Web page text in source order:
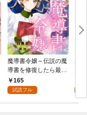
魔導書令嬢～伝説の魔
導書を修復したら最強
の精霊が味方になりま
した（クールな王弟殿
165
試読フル
寡
の
～